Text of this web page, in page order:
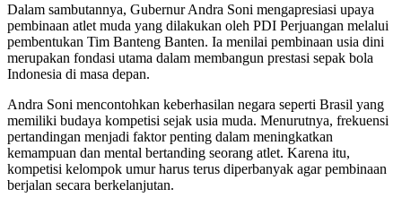
Dalam sambutannya, Gubernur Andra Soni mengapresiasi upaya
pembinaan atlet muda yang dilakukan oleh PDI Perjuangan melalui
pembentukan Tim Banteng Banten. Ia menilai pembinaan usia dini
merupakan fondasi utama dalam membangun prestasi sepak bola
Indonesia di masa depan.
Andra Soni mencontohkan keberhasilan negara seperti Brasil yang
memiliki budaya kompetisi sejak usia muda. Menurutnya, frekuensi
pertandingan menjadi faktor penting dalam meningkatkan
kemampuan dan mental bertanding seorang atlet. Karena itu,
kompetisi kelompok umur harus terus diperbanyak agar pembinaan
berjalan secara berkelanjutan.